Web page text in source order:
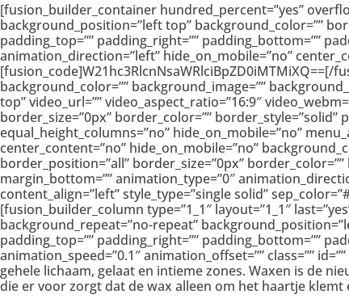
[fusion_builder_container hundred_percent=”yes”
background_position=”left top” background_color=””
padding_top=”” padding_right=”” padding_bottom=””
animation_direction=”left” hide_on_mobile=”no”
background_color=”” background_image=””
top” video_url=”” video_aspect_ratio=”16:9″
border_size=”0px” border_color=””
equal_height_columns=”no” hide_on_mobile=”no”
center_content=”no” hide_on_mobile=”no”
border_position=”all” border_size=”0px”
margin_bottom=”” animation_type=”0″
content_align=”left” style_type=”single solid”
[fusion_builder_column type=”1_1″ layout=”1_1″
background_repeat=”no-repeat”
padding_top=”” padding_right=”” padding_bottom=””
animation_speed=”0.1″ animation_offset=”” class=””
gehele lichaam, gelaat en intieme zones. Waxen is de
die er voor zorgt dat de wax alleen om het haartje